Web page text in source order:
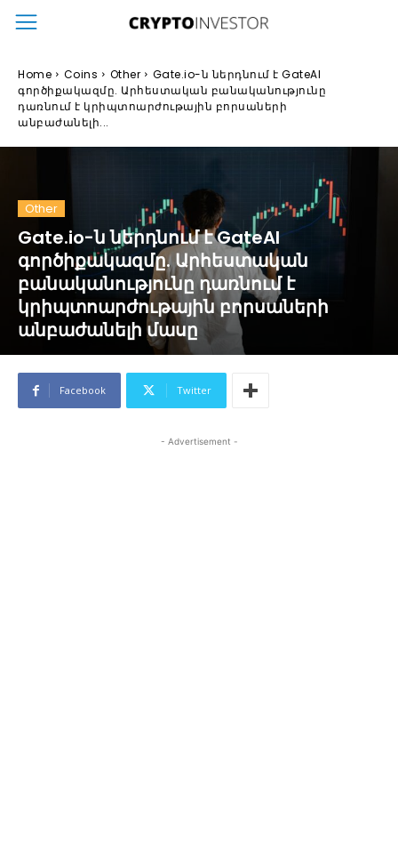
Home Coins Other
Gate.io-ն ներդնում է GateAI
գործիքակազմը. Արհեստական բանականությունը
դառնում է կրիպտոարժութային բորսաների
անբաժանելի...
Other
Gate.io-ն ներդնում է GateAI
գործիքակազմը. Արհեստական
բանականությունը դառնում է
կրիպտոարժութային բորսաների
անբաժանելի մասը
Facebook Twitter
- Advertisement -